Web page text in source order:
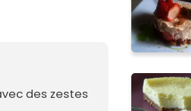
des zestes